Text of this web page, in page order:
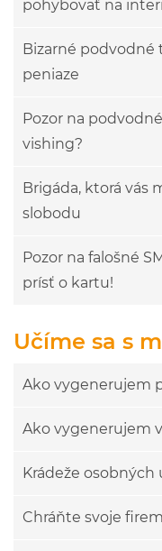
pohybovať na
Bizarné podvodné
peniaze
Pozor na
vishing?
Brigáda, ktorá vás
slobodu
Pozor na falošné
prísť o kartu!
Učíme sa s
Ako vygenerujem
Ako vygenerujem
Krádeže osobných
Chráňte svoje